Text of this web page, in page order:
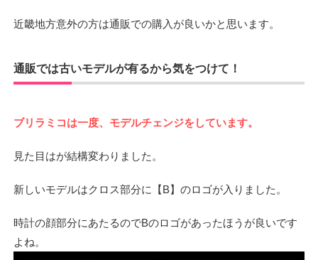
近畿地方意外の方は通販での購入が良いかと思います。
通販では古いモデルが有るから気をつけて！
ブリラミコは一度、モデルチェンジをしています。
見た目はが結構変わりました。
新しいモデルはクロス部分に【B】のロゴが入りました。
時計の顔部分にあたるのでBのロゴがあったほうが良いです
よね。